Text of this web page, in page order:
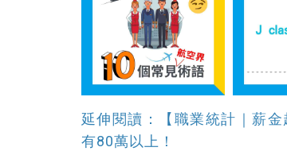
延伸閱讀：【職業統計｜薪
有80萬以上！